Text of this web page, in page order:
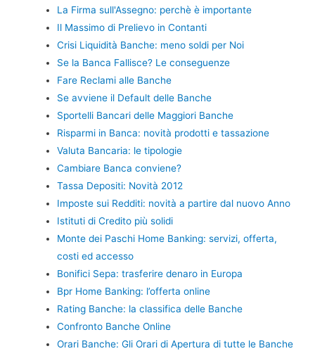
La Firma sull'Assegno: perchè è importante
Il Massimo di Prelievo in Contanti
Crisi Liquidità Banche: meno soldi per Noi
Se la Banca Fallisce? Le conseguenze
Fare Reclami alle Banche
Se avviene il Default delle Banche
Sportelli Bancari delle Maggiori Banche
Risparmi in Banca: novità prodotti e tassazione
Valuta Bancaria: le tipologie
Cambiare Banca conviene?
Tassa Depositi: Novità 2012
Imposte sui Redditi: novità a partire dal nuovo Anno
Istituti di Credito più solidi
Monte dei Paschi Home Banking: servizi, offerta,
costi ed accesso
Bonifici Sepa: trasferire denaro in Europa
Bpr Home Banking: l’offerta online
Rating Banche: la classifica delle Banche
Confronto Banche Online
Orari Banche: Gli Orari di Apertura di tutte le Banche